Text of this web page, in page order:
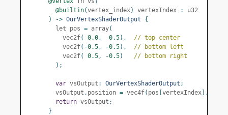
@builtin(vertex_index) vertexIndex :
u32
)
-> OurVertexShaderOutput
{
        let pos
= array(
          vec2f
( 0.0 , 0.5),
// top center
          vec2f
(-0.5 , -0.5),
// bottom left
          vec2f
( 0.5 , -0.5)
// bottom right
);
var vsOutput : OurVertexShaderOutput ;
        vsOutput
. position = vec4f( pos [vertexIndex],
return vsOutput ;
}